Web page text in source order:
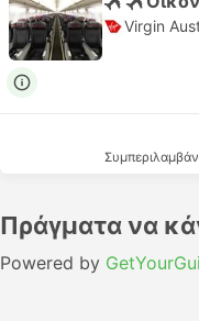
Virgin
Πράγματα να
Powered by